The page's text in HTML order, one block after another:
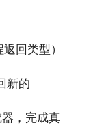
回类型）
新的
，完成真